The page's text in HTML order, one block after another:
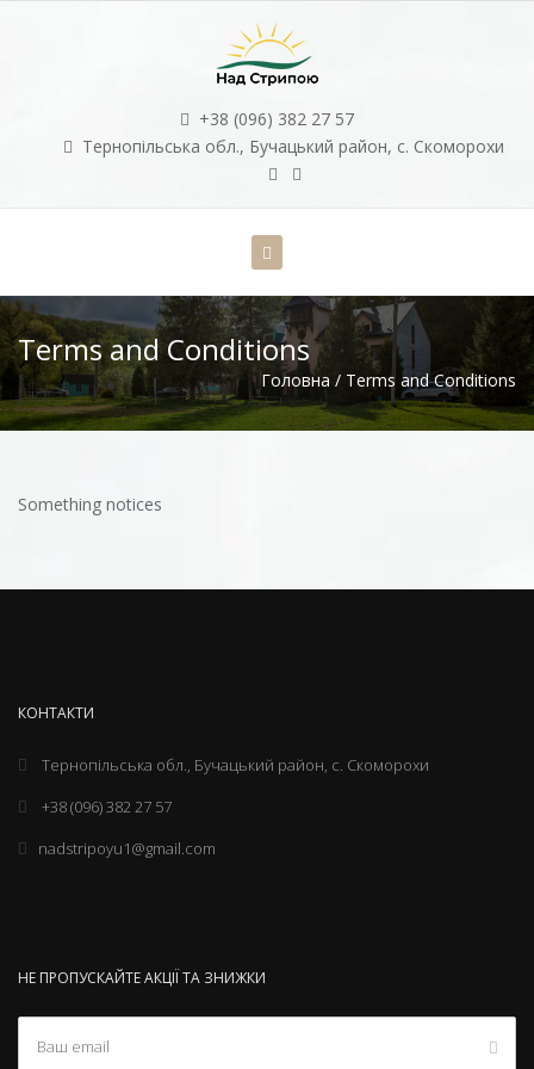
+38 (096) 382 27 57
Тернопільська обл., Бучацький район, с. Скоморохи
Terms and Conditions
Головна / Terms and Conditions
Something notices
КОНТАКТИ
Тернопільська обл., Бучацький район, с. Скоморохи
+38 (096) 382 27 57
nadstripoyu1@gmail.com
НЕ ПРОПУСКАЙТЕ АКЦІЇ ТА ЗНИЖКИ